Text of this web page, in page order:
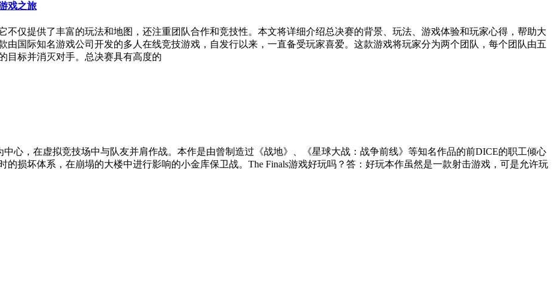
戏之旅
不仅提供了丰富的玩法和地图，还注重团队合作和竞技性。本文将详细介绍总决赛的背景、玩法、游戏体验和玩家心得，帮助大
由国际知名游戏公司开发的多人在线竞技游戏，自发行以来，一直备受玩家喜爱。这款游戏将玩家分为两个团队，每个团队由五
目标并消灭对手。总决赛具有高度的
中心，在虚拟竞技场中与队友并肩作战。本作是由曾制造过《战地》、《星球大战：战争前线》等知名作品的前DICE的职工倾心
损坏体系，在崩塌的大楼中进行影响的小金库保卫战。The Finals游戏好玩吗？答：好玩本作虽然是一款射击游戏，可是允许玩